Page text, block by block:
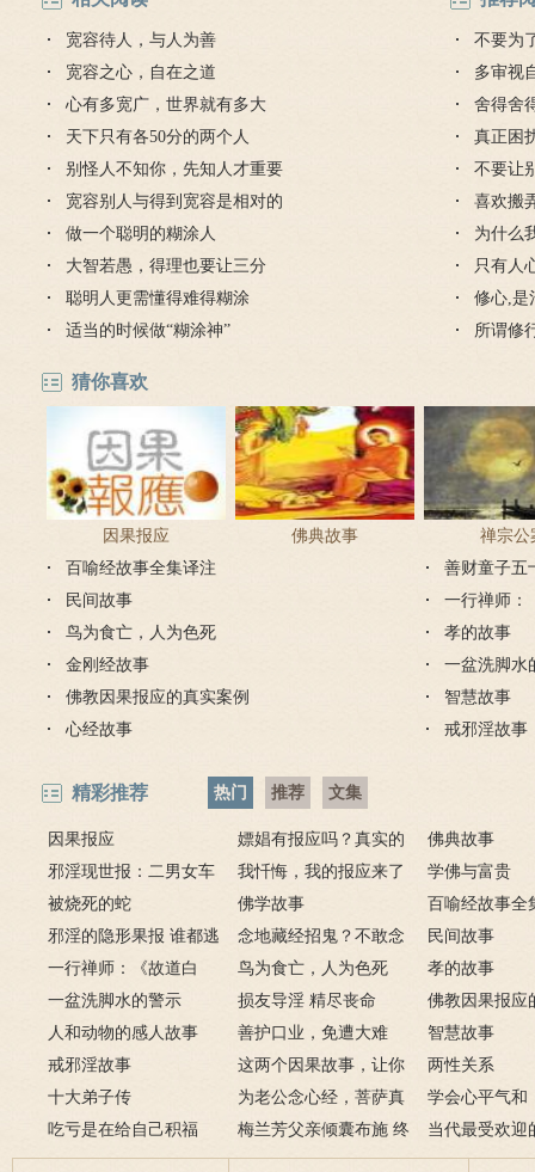
宽容待人，与人为善
宽容之心，自在之道
心有多宽广，世界就有多大
天下只有各50分的两个人
别怪人不知你，先知人才重要
宽容别人与得到宽容是相对的
做一个聪明的糊涂人
大智若愚，得理也要让三分
聪明人更需懂得难得糊涂
适当的时候做“糊涂神”
不要为
多审视
舍得舍
真正困
不要让
喜欢搬
为什么
只有人
修心,是
所谓修
猜你喜欢
因果报应 佛典故事
禅宗公
百喻经故事全集译注
善财童子五
民间故事
一行禅师：
鸟为食亡，人为色死
孝的故事
金刚经故事
一盆洗脚水
佛教因果报应的真实案例
智慧故事
心经故事
戒邪淫故事
精彩推荐 热门 推荐 文集
因果报应
嫖娼有报应吗？真实的
嫖娼报应
佛典故事
邪淫现世报：二男女车
上纵欲酿车祸被烧死
我忏悔，我的报应来了
－淫人妻者，妻淫人
学佛与富贵
被烧死的蛇
佛学故事
百喻经故事全
邪淫的隐形果报 谁都逃
不掉
念地藏经招鬼？不敢念
地藏经的请进来
民间故事
一行禅师：《故道白
云》
鸟为食亡，人为色死
孝的故事
一盆洗脚水的警示
损友导淫 精尽丧命
佛教因果报应
例
人和动物的感人故事 善护口业，免遭大难
智慧故事
戒邪淫故事
这两个因果故事，让你
了解什么是业障
两性关系
十大弟子传
为老公念心经，菩萨真
的加持为其开智慧了
学会心平气和
吃亏是在给自己积福
梅兰芳父亲倾囊布施 终
获善报
当代最受欢迎
师及其代表作